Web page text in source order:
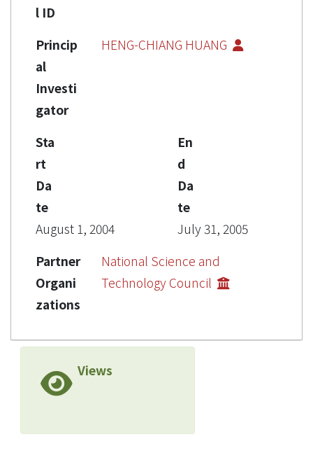
l ID
Princip
al
Investi
gator
HENG-CHIANG HUANG
Sta
rt
Da
te
August 1, 2004
En
d
Da
te
July 31, 2005
Partner
Organi
zations
National Science and
Technology Council
Views